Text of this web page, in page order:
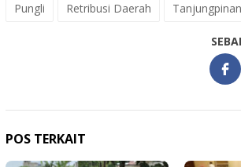
Pungli Retribusi Daerah
POS TERKAIT